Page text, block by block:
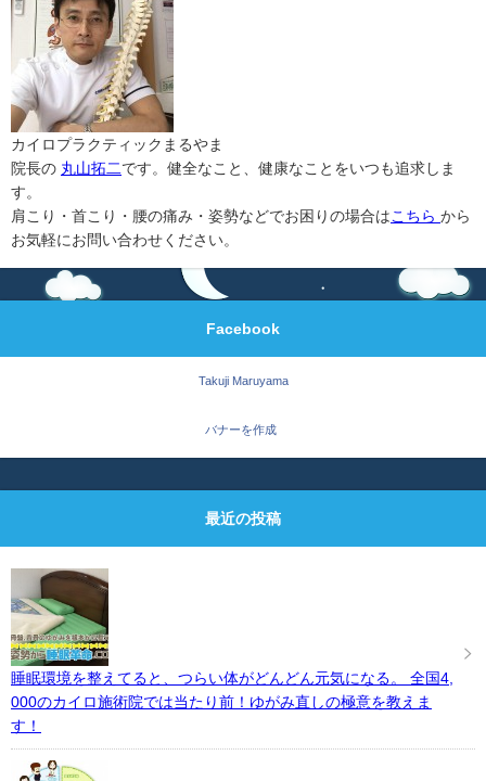
カイロプラクティックまるやま
院長の 丸山拓二です。健全なこと、健康なことをいつも追求しま
す。
肩こり・首こり・腰の痛み・姿勢などでお困りの場合はこちら から
お気軽にお問い合わせください。
Facebook
Takuji Maruyama
バナーを作成
最近の投稿
睡眠環境を整えてると、つらい体がどんどん元気になる。 全国4,
000のカイロ施術院では当たり前！ゆがみ直しの極意を教えま
す！